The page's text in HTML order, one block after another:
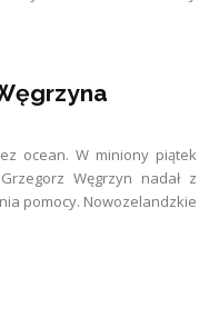
ocean. W miniony piątek
Węgrzyn nadał z
pomocy. Nowozelandzkie